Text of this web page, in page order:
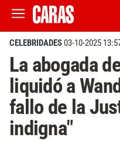
CELEBRIDADES03-10-2025
La abogada
liquidó a
fallo de la
indigna"